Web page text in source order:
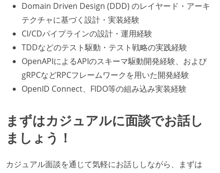
Domain Driven Design (DDD) のレイヤード・アーキ
テクチャに基づく設計・実装経験
CI/CDパイプラインの設計・運用経験
TDDなどのテスト駆動・テスト戦略の実践経験
OpenAPIによるAPIのスキーマ駆動開発経験、および
gRPCなどRPCフレームワークを用いた開発経験
OpenID Connect、FIDO等の組み込み実装経験
まずはカジュアルに面談でお話し
ましょう！
カジュアル面談を通じて気軽にお話ししながら、まずは